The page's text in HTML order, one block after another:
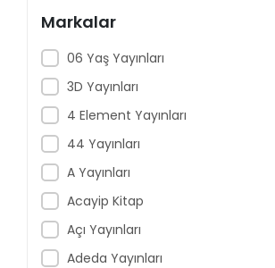
Markalar
06 Yaş Yayınları
3D Yayınları
4 Element Yayınları
44 Yayınları
A Yayınları
Acayip Kitap
Açı Yayınları
Adeda Yayınları